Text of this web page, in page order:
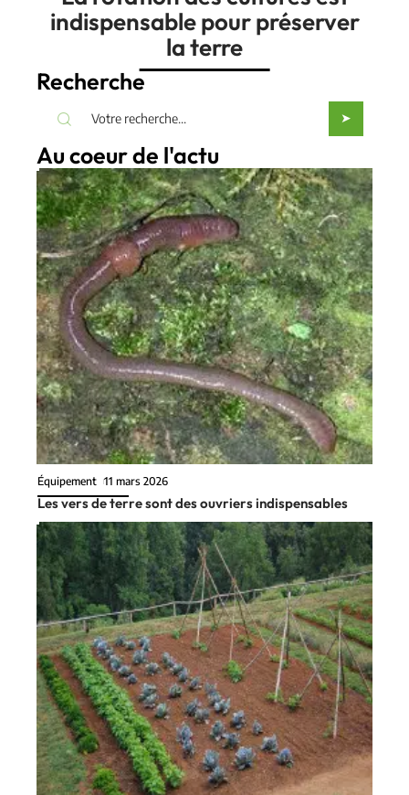
indispensable pour préserver
la terre
Recherche
Au coeur de l'actu
Équipement 11 mars 2026
Les vers de terre sont des ouvriers indispensables